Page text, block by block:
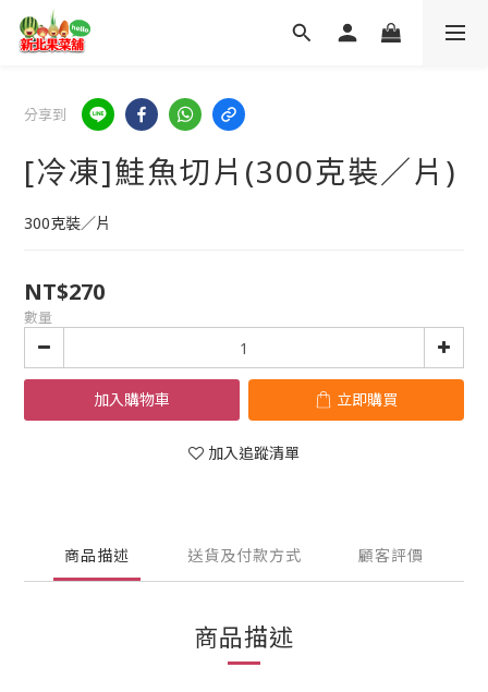
分享到
[冷凍]鮭魚切片(300克裝／片)
300克裝／片
NT$270
數量
加入購物車 立即購買
加入追蹤清單
商品描述 送貨及付款方式 顧客評價
商品描述